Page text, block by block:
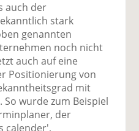
auch der
stark
genannten
noch nicht
auch auf eine
Positionierung von
mit
wurde zum Beispiel
der
calender',